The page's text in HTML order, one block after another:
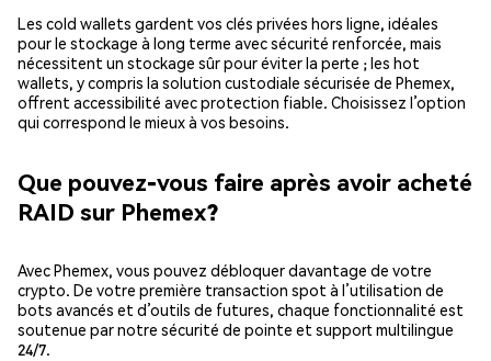
Les cold wallets gardent vos clés privées hors ligne, idéales
pour le stockage à long terme avec sécurité renforcée, mais
nécessitent un stockage sûr pour éviter la perte ; les hot
wallets, y compris la solution custodiale sécurisée de Phemex,
offrent accessibilité avec protection fiable. Choisissez l’option
qui correspond le mieux à vos besoins.
Que pouvez-vous faire après avoir acheté
RAID sur Phemex?
Avec Phemex, vous pouvez débloquer davantage de votre
crypto. De votre première transaction spot à l’utilisation de
bots avancés et d’outils de futures, chaque fonctionnalité est
soutenue par notre sécurité de pointe et support multilingue
24/7.